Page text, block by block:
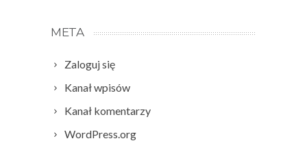
META
Zaloguj się
Kanał wpisów
Kanał komentarzy
WordPress.org